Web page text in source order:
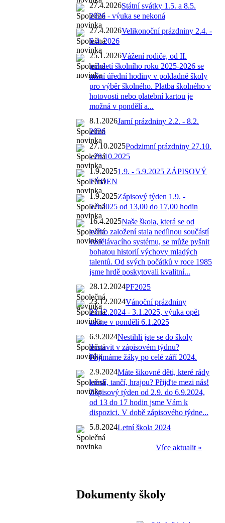
27.4.2026Státní svátky 1.5. a 8.5.
2026 - výuka se nekoná
27.4.2026Velikonoční prázdniny 2.4. -
6.4. 2026
25.1.2026Vážení rodiče, od II.
pololetí školního roku 2025-2026 se
mění úřední hodiny v pokladně školy
pro výběr školného. Platba školného v
hotovosti nebo platební kartou je
možná v pondělí a...
8.1.2026Jarní prázdniny 2.2. - 8.2.
2026
27.10.2025Podzimní prázdniny 27.10.
- 29.10.2025
1.9.20251.9. - 5.9.2025 ZÁPISOVÝ
TÝDEN
1.9.2025Zápisový týden 1.9. -
5.9.2025 od 13,00 do 17,00 hodin
16.4.2025Naše škola, která se od
svého založení stala nedílnou součástí
vzdělávacího systému, se může pyšnit
bohatou historií výchovy mladých
talentů. Od svých počátků v roce 1985
jsme hrdě poskytovali kvalitní...
28.12.2024PF2025
23.12.2024Vánoční prázdniny
23.12.2024 - 3.1.2025, výuka opět
začne v pondělí 6.1.2025
6.9.2024Nestihli jste se do školy
dostavit v zápisovém týdnu?
Přijímáme žáky po celé září 2024.
2.9.2024Máte šikovné děti, které rády
kreslí, tančí, hrajou? Přijďte mezi nás!
Zápisový týden od 2.9. do 6.9.2024,
od 13 do 17 hodin jsme Vám k
dispozici. V době zápisového týdne...
5.8.2024Letní škola 2024
Více aktualit »
Dokumenty školy